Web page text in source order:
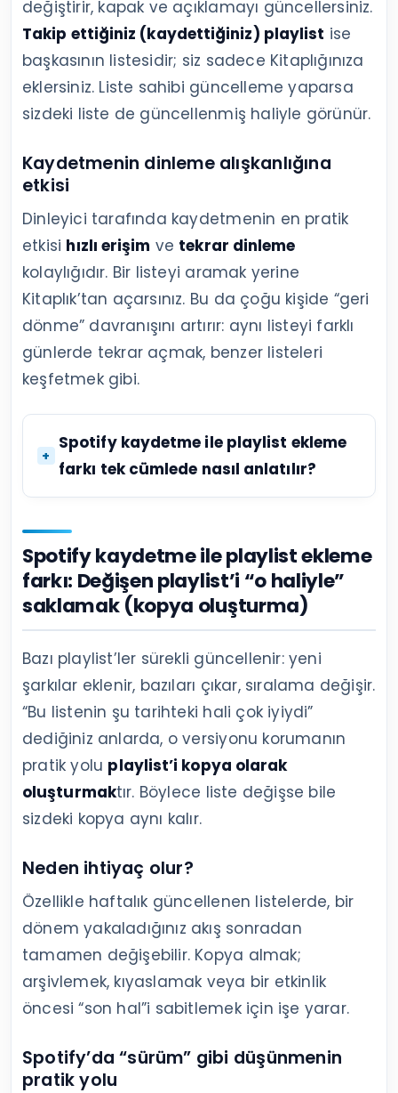
değiştirir, kapak ve açıklamayı güncellersiniz.
Takip ettiğiniz (kaydettiğiniz) playlist ise
başkasının listesidir; siz sadece Kitaplığınıza
eklersiniz. Liste sahibi güncelleme yaparsa
sizdeki liste de güncellenmiş haliyle görünür.
Kaydetmenin dinleme alışkanlığına
etkisi
Dinleyici tarafında kaydetmenin en pratik
etkisi hızlı erişim ve tekrar dinleme
kolaylığıdır. Bir listeyi aramak yerine
Kitaplık’tan açarsınız. Bu da çoğu kişide “geri
dönme” davranışını artırır: aynı listeyi farklı
günlerde tekrar açmak, benzer listeleri
keşfetmek gibi.
Spotify kaydetme ile playlist ekleme
farkı tek cümlede nasıl anlatılır?
Spotify kaydetme ile playlist ekleme
farkı: Değişen playlist’i “o haliyle”
saklamak (kopya oluşturma)
Bazı playlist’ler sürekli güncellenir: yeni
şarkılar eklenir, bazıları çıkar, sıralama değişir.
“Bu listenin şu tarihteki hali çok iyiydi”
dediğiniz anlarda, o versiyonu korumanın
pratik yolu playlist’i kopya olarak
oluşturmaktır. Böylece liste değişse bile
sizdeki kopya aynı kalır.
Neden ihtiyaç olur?
Özellikle haftalık güncellenen listelerde, bir
dönem yakaladığınız akış sonradan
tamamen değişebilir. Kopya almak;
arşivlemek, kıyaslamak veya bir etkinlik
öncesi “son hal”i sabitlemek için işe yarar.
Spotify’da “sürüm” gibi düşünmenin
pratik yolu